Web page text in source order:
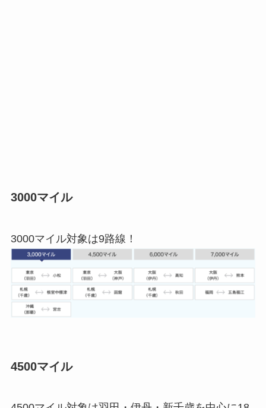
3000マイル
3000マイル対象は9路線！
4500マイル